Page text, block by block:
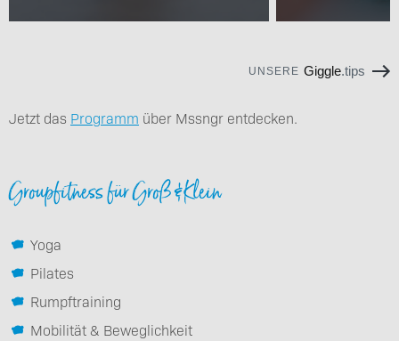
UNSERE Giggle.tips
Jetzt das Programm über Mssngr entdecken.
Groupfitness für Groß & Klein
Yoga
Pilates
Rumpftraining
Mobilität & Beweglichkeit